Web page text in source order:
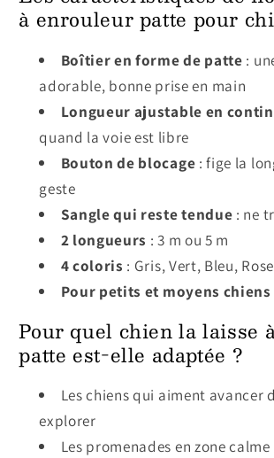
à enrouleur patte pour
Boîtier en forme de patte :
adorable, bonne prise en main
Longueur ajustable en
quand la voie est libre
Bouton de blocage : fige la
geste
Sangle qui reste tendue : ne
2 longueurs : 3 m ou 5 m
4 coloris : Gris, Vert, Bleu, Rose
Pour petits et moyens chiens
Pour quel chien la laisse
patte est-elle adaptée ?
Les chiens qui aiment avancer
explorer
Les promenades en zone